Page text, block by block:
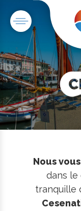
Nous
dans le
tranquille